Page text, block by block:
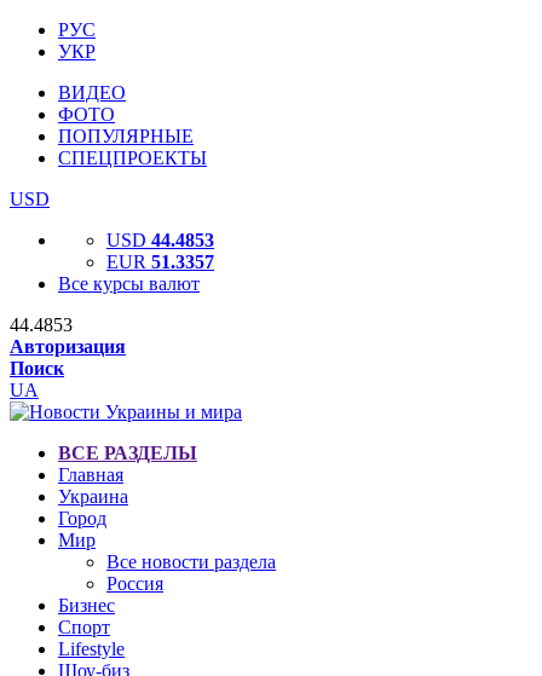
РУС
УКР
ВИДЕО
ФОТО
ПОПУЛЯРНЫЕ
СПЕЦПРОЕКТЫ
USD
USD 44.4853
EUR 51.3357
Все курсы валют
44.4853
Авторизация
Поиск
UA
ВСЕ РАЗДЕЛЫ
Главная
Украина
Город
Мир
Все новости раздела
Россия
Бизнес
Спорт
Lifestyle
Шоу-биз